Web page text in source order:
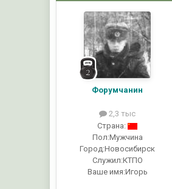
Форумчанин
2,3 тыс
Страна:
Пол:Мужчина
Город:Новосибирск
Служил:КТПО
Ваше имя:Игорь